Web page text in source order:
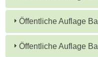
Öffentliche Auflage
Öffentliche Auflage